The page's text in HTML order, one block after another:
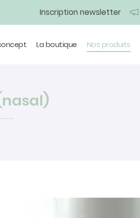
Inscription newsletter
La boutique Nos produits